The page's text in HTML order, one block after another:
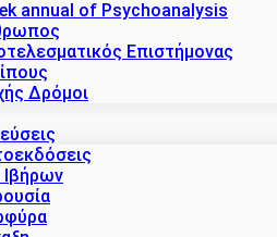
annual of Psychoanalysis
Επιστήμονας
Δρόμοι
Ιβήρων